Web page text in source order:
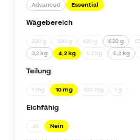
Advanced Essential
Wägebereich
220 g 320 g 420 g 620 g
3,2 kg
4,2 kg 5,2 kg 6,2 kg
Teilung
1 mg 10 mg 100 mg 1 g
Eichfähig
Ja Nein